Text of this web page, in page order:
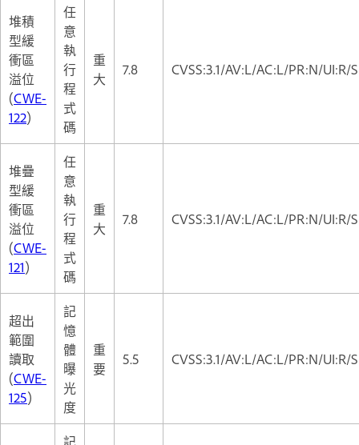
堆積
型緩
衝區
溢位
(CWE-
122)
任
意
執
行
程
式
碼
重
大
7.8 CVSS:3.1/AV:L/AC:L/PR:N/
堆疊
型緩
衝區
溢位
(CWE-
121)
任
意
執
行
程
式
碼
重
大
7.8 CVSS:3.1/AV:L/AC:L/PR:N/
超出
範圍
讀取
(CWE-
125)
記
憶
體
曝
光
度
重
要
5.5 CVSS:3.1/AV:L/AC:L/PR:N/
記